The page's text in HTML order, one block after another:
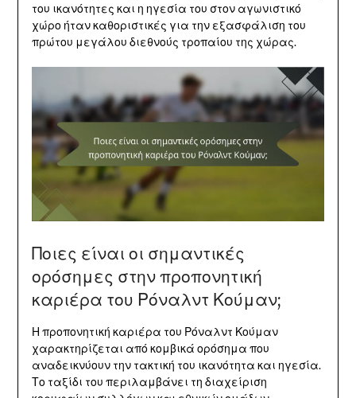
του ικανότητες και η ηγεσία του στον αγωνιστικό
χώρο ήταν καθοριστικές για την εξασφάλιση του
πρώτου μεγάλου διεθνούς τροπαίου της χώρας.
Ποιες είναι οι σημαντικές
ορόσημες στην προπονητική
καριέρα του Ρόναλντ Κούμαν;
Η προπονητική καριέρα του Ρόναλντ Κούμαν
χαρακτηρίζεται από κομβικά ορόσημα που
αναδεικνύουν την τακτική του ικανότητα και ηγεσία.
Το ταξίδι του περιλαμβάνει τη διαχείριση